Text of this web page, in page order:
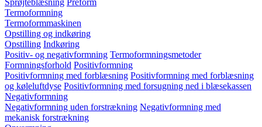
Sprøjteblæsning Preform
Termoformning
Termoformmaskinen
Opstilling og indkøring
Opstilling Indkøring
Positiv- og negativformning Termoformningsmetoder
Formningsforhold Positivformning
Positivformning med forblæsning Positivformning med forblæsning
og køleluftdyse Positivformning med forsugning ned i blæsekassen
Negativformning
Negativformning uden forstrækning Negativformning med
mekanisk forstrækning